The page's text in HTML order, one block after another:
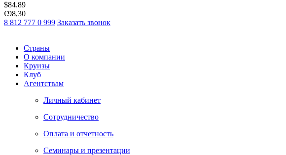
$84.89
€98,30
8 812 777 0 999 Заказать звонок
Страны
О компании
Круизы
Клуб
Агентствам
Личный кабинет
Сотрудничество
Оплата и отчетность
Семинары и презентации